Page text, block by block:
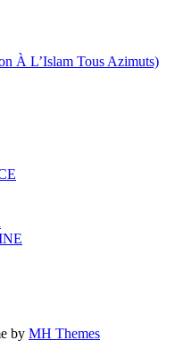
À L’Islam Tous Azimuts)
by MH Themes